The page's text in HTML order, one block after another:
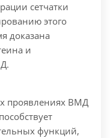
сетчатки
этого
доказана
и
проявлениях ВМД
функций,